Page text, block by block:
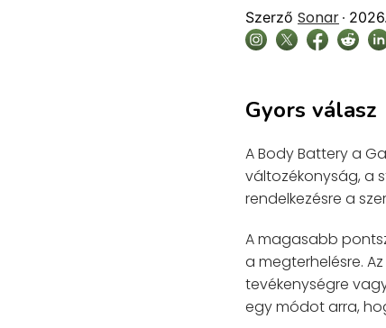
Szerző Sonar
Gyors válasz
A Body Battery a
változékonyság, a
rendelkezésre a
A magasabb
a megterhelésre.
tevékenységre
egy módot arra,